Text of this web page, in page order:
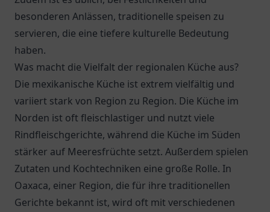
besonderen Anlässen, traditionelle speisen zu
servieren, die eine tiefere kulturelle Bedeutung
haben.
Was macht die Vielfalt der regionalen Küche aus?
Die mexikanische Küche ist extrem vielfältig und
variiert stark von Region zu Region. Die Küche im
Norden ist oft fleischlastiger und nutzt viele
Rindfleischgerichte, während die Küche im Süden
stärker auf Meeresfrüchte setzt. Außerdem spielen
Zutaten und Kochtechniken eine große Rolle. In
Oaxaca, einer Region, die für ihre traditionellen
Gerichte bekannt ist, wird oft mit verschiedenen